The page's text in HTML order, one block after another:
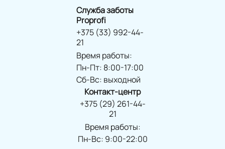
Служба заботы
Proprofi
+375 (33) 992-44-
21
Время работы:
Пн-Пт: 8:00-17:00
Сб-Вс: выходной
Контакт-центр
+375 (29) 261-44-
21
Время работы:
Пн-Вс: 9:00-22:00